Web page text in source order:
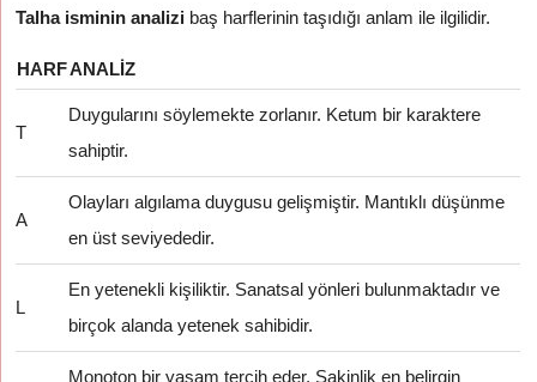
Talha isminin analizi baş harflerinin taşıdığı anlam ile ilgilidir.
HARFANALIZ
T
Duygularını söylemekte zorlanır. Ketum bir karaktere
sahiptir.
A
Olayları algılama duygusu gelişmiştir. Mantıklı düşünme
en üst seviyededir.
L
En yetenekli kişiliktir. Sanatsal yönleri bulunmaktadır ve
birçok alanda yetenek sahibidir.
Monoton bir yaşam tercih eder. Sakinlik en belirgin